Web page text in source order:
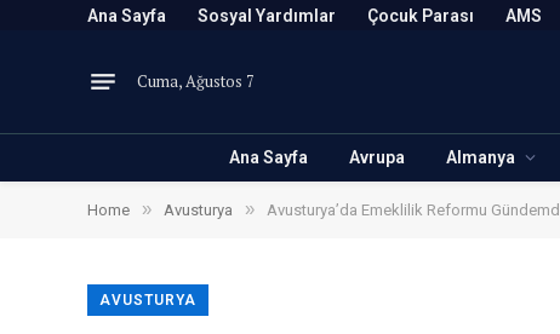
Ana Sayfa Sosyal Yardımlar Çocuk Parası AMS
Cuma, Ağustos 7
Ana Sayfa Avrupa Almanya
Home » Avusturya » Avusturya’da Emeklilik Reformu
AVUSTURYA